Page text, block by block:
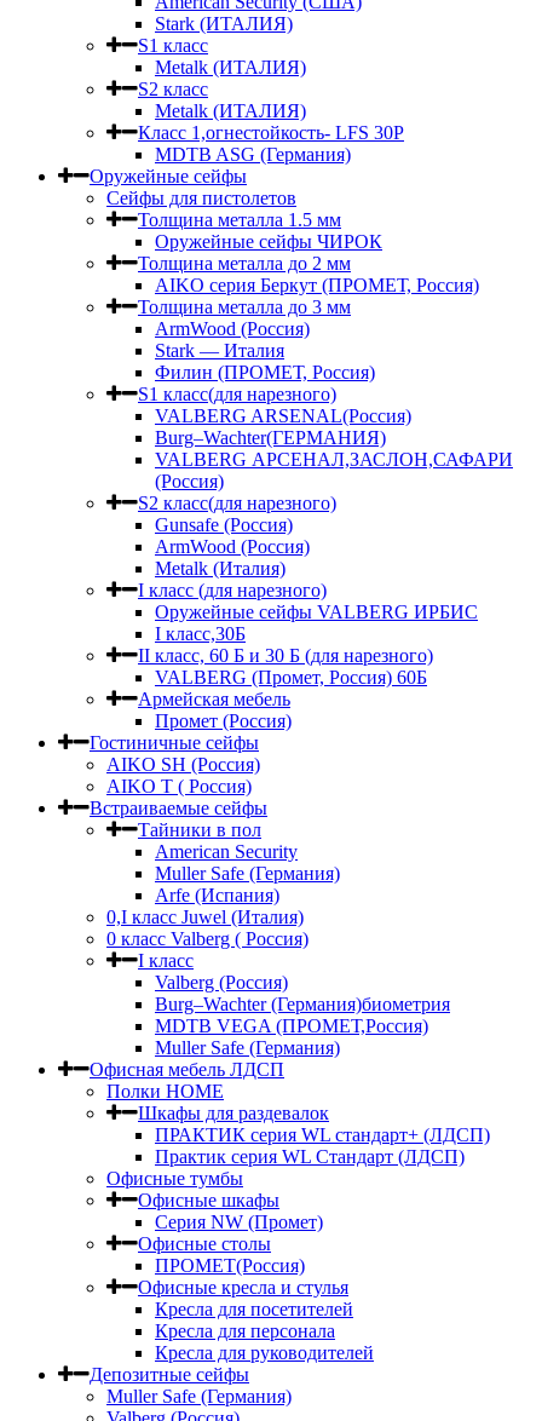
Stark (ИТАЛИЯ)
S1 класс
Metalk (ИТАЛИЯ)
S2 класс
Metalk (ИТАЛИЯ)
Класс 1,огнестойкость- LFS 30P
MDTB ASG (Германия)
Оружейные сейфы
Сейфы для пистолетов
Толщина металла 1.5 мм
Оружейные сейфы ЧИРОК
Толщина металла до 2 мм
AIKO серия Беркут (ПРОМЕТ, Россия)
Толщина металла до 3 мм
ArmWood (Россия)
Stark — Италия
Филин (ПРОМЕТ, Россия)
S1 класс(для нарезного)
VALBERG ARSENAL(Россия)
Burg–Wachter(ГЕРМАНИЯ)
VALBERG АРСЕНАЛ,ЗАСЛОН,САФАРИ
(Россия)
S2 класс(для нарезного)
Gunsafe (Россия)
ArmWood (Россия)
Metalk (Италия)
I класс (для нарезного)
Оружейные сейфы VALBERG ИРБИС
I класс,30Б
II класс, 60 Б и 30 Б (для нарезного)
VALBERG (Промет, Россия) 60Б
Армейская мебель
Промет (Россия)
Гостиничные сейфы
AIKO SH (Россия)
AIKO Т ( Россия)
Встраиваемые сейфы
Тайники в пол
American Security
Muller Safe (Германия)
Arfe (Испания)
0,I класс Juwel (Италия)
0 класс Valberg ( Россия)
I класс
Valberg (Россия)
Burg–Wachter (Германия)биометрия
MDTB VEGA (ПРОМЕТ,Россия)
Muller Safe (Германия)
Офисная мебель ЛДСП
Полки HOME
Шкафы для раздевалок
ПРАКТИК серия WL стандарт+ (ЛДСП)
Практик серия WL Стандарт (ЛДСП)
Офисные тумбы
Офисные шкафы
Серия NW (Промет)
Офисные столы
ПРОМЕТ(Россия)
Офисные кресла и стулья
Кресла для посетителей
Кресла для персонала
Кресла для руководителей
Депозитные сейфы
Muller Safe (Германия)